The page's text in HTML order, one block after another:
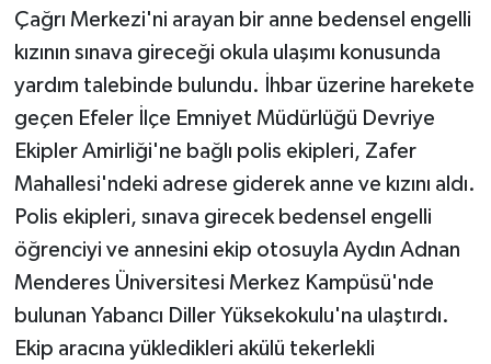
Çağrı Merkezi'ni arayan bir anne bedensel engelli
kızının sınava gireceği okula ulaşımı konusunda
yardım talebinde bulundu. İhbar üzerine harekete
geçen Efeler İlçe Emniyet Müdürlüğü Devriye
Ekipler Amirliği'ne bağlı polis ekipleri, Zafer
Mahallesi'ndeki adrese giderek anne ve kızını aldı.
Polis ekipleri, sınava girecek bedensel engelli
öğrenciyi ve annesini ekip otosuyla Aydın Adnan
Menderes Üniversitesi Merkez Kampüsü'nde
bulunan Yabancı Diller Yüksekokulu'na ulaştırdı.
Ekip aracına yükledikleri akülü tekerlekli